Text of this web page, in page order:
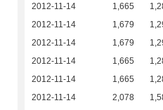
2012-11-14
1,665
2012-11-14
1,679
2012-11-14
1,679
2012-11-14
1,665
2012-11-14
1,665
2012-11-14
2,078